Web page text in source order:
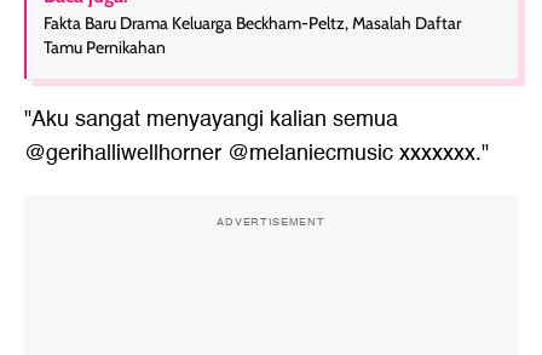
Fakta Baru Drama Keluarga Beckham-Peltz, Masalah Daftar
Tamu Pernikahan
"Aku sangat menyayangi kalian semua
@gerihalliwellhorner @melaniecmusic xxxxxxx."
ADVERTISEMENT